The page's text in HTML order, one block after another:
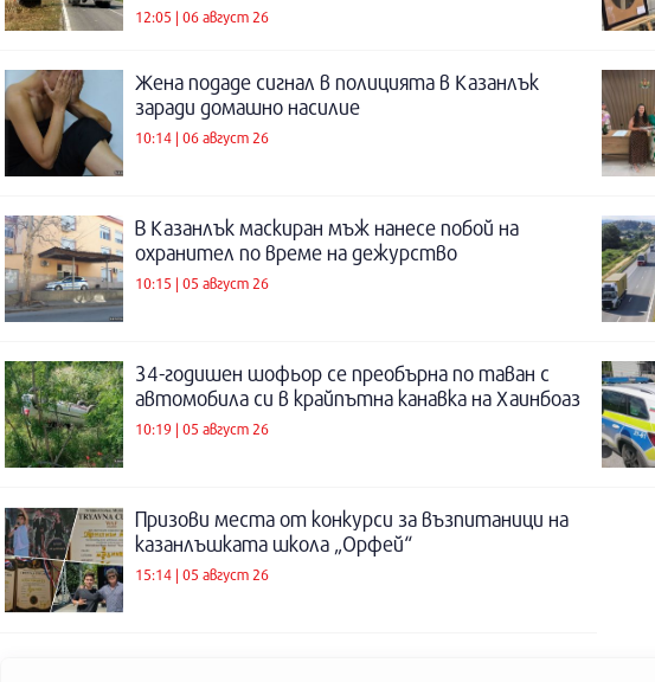
12:05 | 06 август 26
Жена подаде сигнал в полицията в Казанлък
заради домашно насилие
10:14 | 06 август 26
В Казанлък маскиран мъж нанесе побой на
охранител по време на дежурство
10:15 | 05 август 26
34-годишен шофьор се преобърна по таван с
автомобила си в крайпътна канавка на Хаинбоаз
10:19 | 05 август 26
Призови места от конкурси за възпитаници на
казанлъшката школа „Орфей“
15:14 | 05 август 26